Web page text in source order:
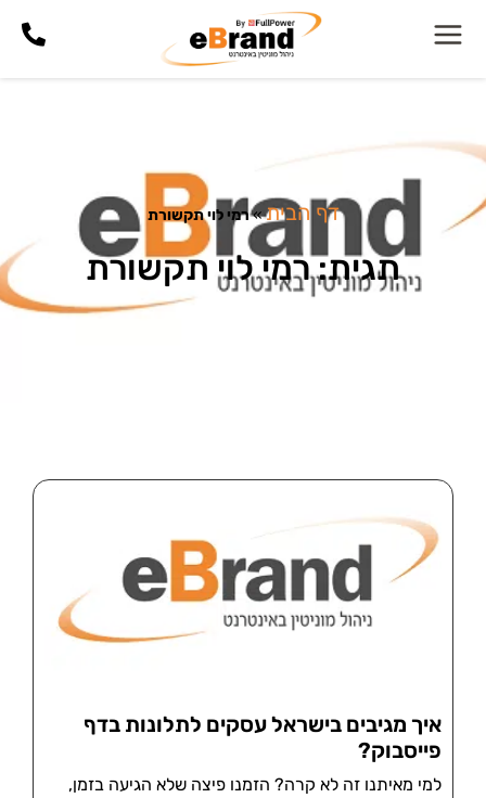
דף הבית»רמי לוי תקשורת
תגית: רמי לוי תקשורת
איך מגיבים בישראל עסקים לתלונות בדף
פייסבוק?
למי מאיתנו זה לא קרה? הזמנו פיצה שלא הגיעה בזמן,